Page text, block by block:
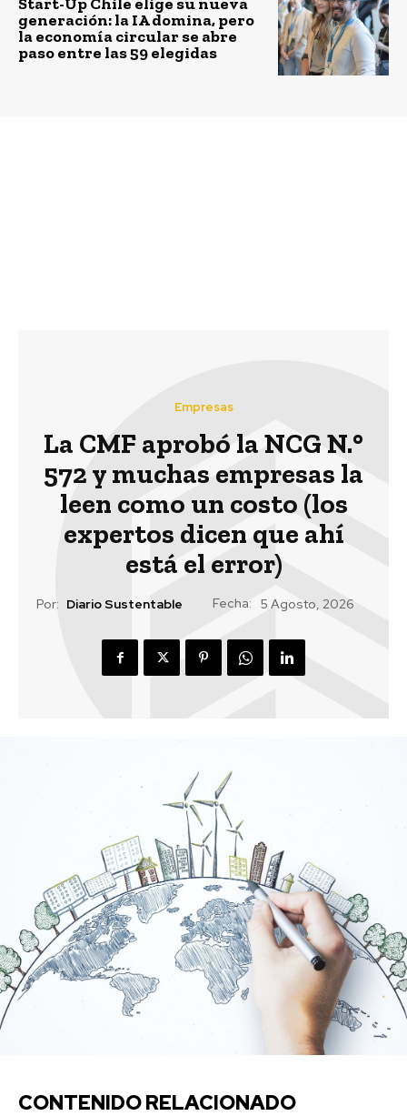
generación: la IA domina, pero
la economía circular se abre
paso entre las 59 elegidas